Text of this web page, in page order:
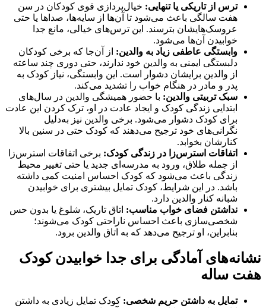
ترس از تاریکی یا تنهایی: خیال‌پردازی قوی کودکان در سن
هفت سالگی باعث می‌شود تا آن‌ها از سایه‌ها، صدا‌ها یا حتی
عروسک‌هایشان بترسند. این ترس‌های خیالی، مانع جدا
خوابیدن آن‌ها می‌شود.
وابستگی عاطفی زیاد به والدین: از آن‌جا که برخی کودکان
دلبستگی ایمنی به والدین خود ندارند، حتی دوری چند ساعته
از والدین برایشان دشوار است. این وابستگی، نیاز کودک به
پدر و مادر در هنگام خواب را تشدید می‌کند.
سبک تربیتی والدین: با حضور همیشگی والدین در سال‌های
ابتدایی زندگی کودک و ایجاد عادت در او، ترک کردن این عادت
برای کودک دشوار می‌شود. برخی والدین نیز به‌دلیل
نگرانی‌های خود ترجیح می‌دهند که کودک حتی در سنین بالا
کنارشان بخوابد.
اتفاقات استرس‌زا در زندگی کودک: برخی اتفاقات استرس‌زا
از جمله طلاق، ورود به مدرسه‌ای جدید یا حتی تغییر محیط
زندگی باعث می‌شود که کودک احساس امنیت کمی داشته
باشد. در این شرایط، کودک تمایل بیشتری برای خوابیدن
شبانه کنار والدین دارد.
نداشتن فضای خواب مناسب: اتاق تاریک، شلوغ یا بدون حس
شخصی‌سازی باعث احساس ناراحتی کودک می‌شوند؛
بنابراین، او ترجیح می‌دهد که به اتاق والدین برود.
نشانه‌های آمادگی برای جدا خوابیدن کودک
هفت ساله
تمایل به داشتن حریم شخصی: کودک تمایل زیادی به داشتن